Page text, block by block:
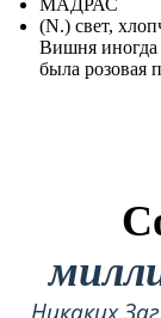
МАДРАС
(N.) свет,
Вишня иногда
была розовая